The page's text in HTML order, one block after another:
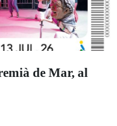
de Mar, al